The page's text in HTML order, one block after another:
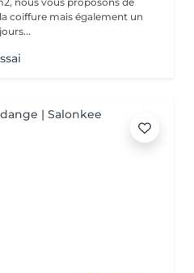
coiffure mais également un